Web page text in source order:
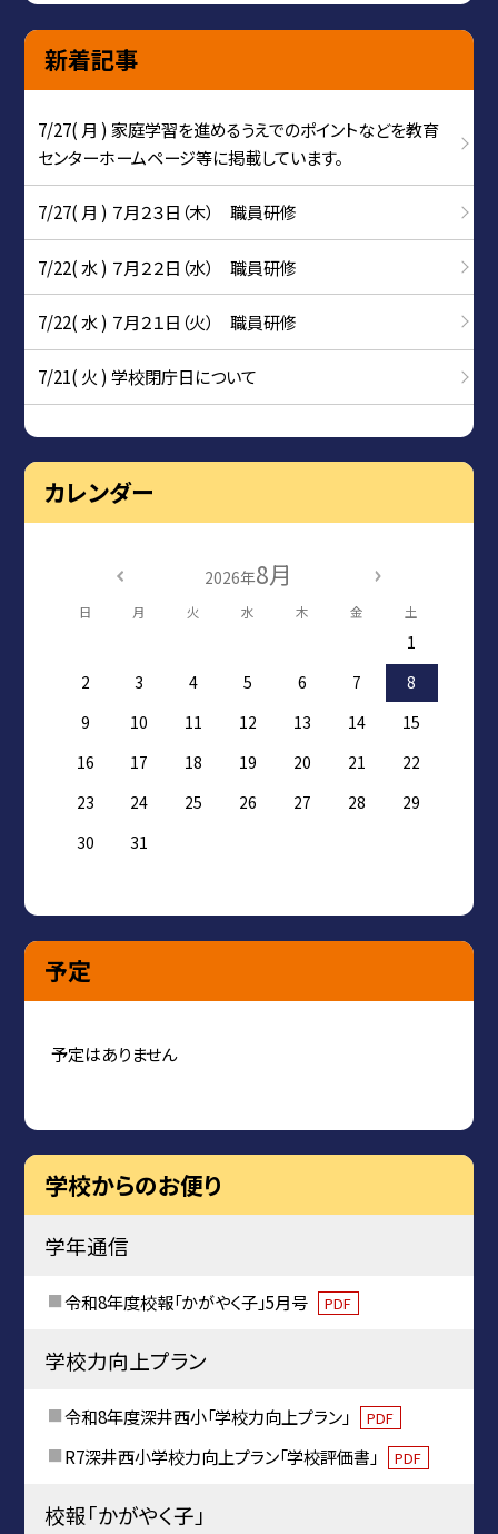
新着記事
7/27( 月 ) 家庭学習を進めるうえでのポイントなどを教育
センターホームページ等に掲載しています。
7/27( 月 ) ７月２３日（木） 職員研修
7/22( 水 ) ７月２２日（水） 職員研修
7/22( 水 ) ７月２１日（火） 職員研修
7/21( 火 ) 学校閉庁日について
カレンダー
2026年8月
日 月 火 水 木 金 土
1
2
3 4 5 6 7
8
9
10 11 12 13 14
15
16
17 18 19 20 21
22
23
24 25 26 27 28
29
30
31
予定
予定はありません
学校からのお便り
学年通信
令和8年度校報「かがやく子」5月号 PDF
学校力向上プラン
令和8年度深井西小「学校力向上プラン」 PDF
R7深井西小学校力向上プラン「学校評価書」 PDF
校報「かがやく子」